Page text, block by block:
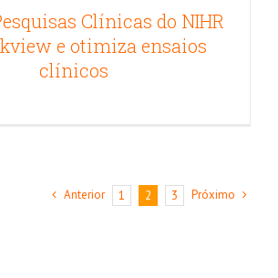
Clínicas do NIHR
e otimiza ensaios
clínicos
Anterior 1 2 3 Próximo